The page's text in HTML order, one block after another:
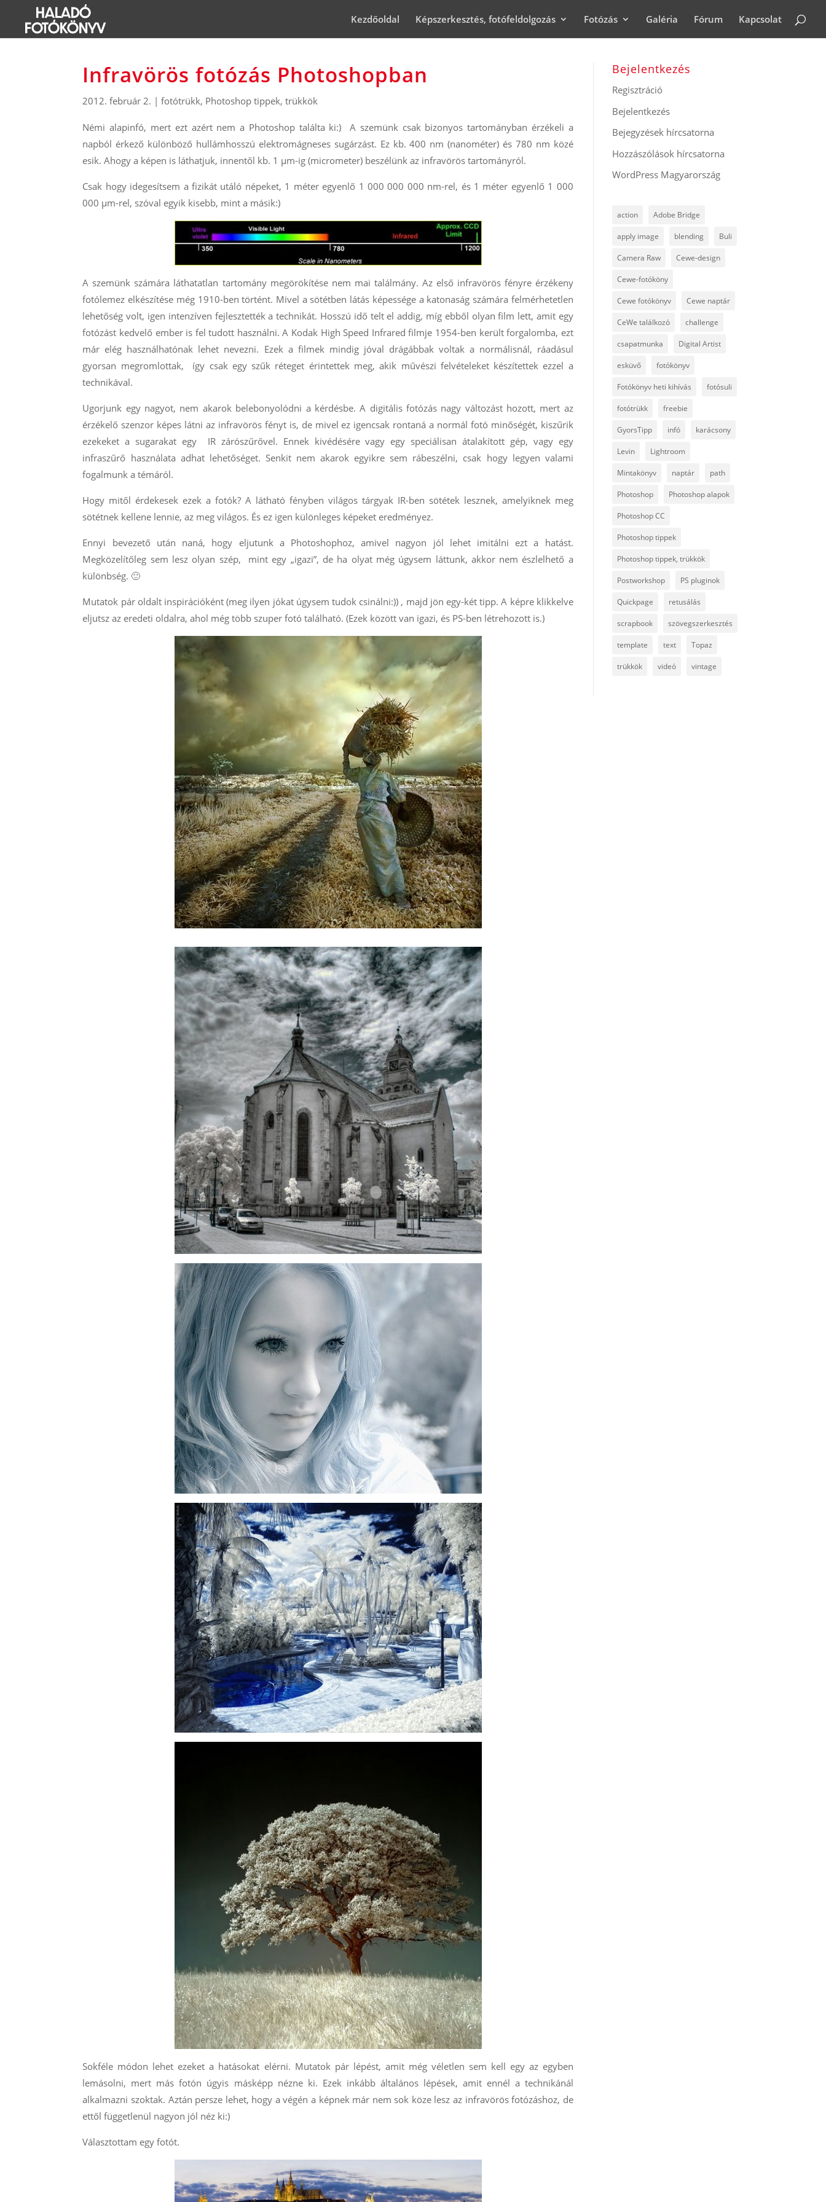
Kezdőoldal Képszerkesztés, fotófeldolgozás Fotózás Galéria Fórum Kapcsolat
Infravörös fotózás Photoshopban
2012. február 2. |fotótrükk, Photoshop tippek, trükkök
Némi alapinfó, mert ezt azért nem a Photoshop találta ki:) A szemünk csak bizonyos tartományban érzékeli a
napból érkező különböző hullámhosszú elektromágneses sugárzást. Ez kb. 400 nm (nanométer) és 780 nm közé
esik. Ahogy a képen is láthatjuk, innentől kb. 1 μm-ig (micrometer) beszélünk az infravörös tartományról.
Csak hogy idegesítsem a fizikát utáló népeket, 1 méter egyenlő 1 000 000 000 nm-rel, és 1 méter egyenlő 1 000
000 μm-rel, szóval egyik kisebb, mint a másik:)
A szemünk számára láthatatlan tartomány megörökítése nem mai találmány. Az első infravörös fényre érzékeny
fotólemez elkészítése még 1910-ben történt. Mivel a sötétben látás képessége a katonaság számára felmérhetetlen
lehetőség volt, igen intenzíven fejlesztették a technikát. Hosszú idő telt el addig, míg ebből olyan film lett, amit egy
fotózást kedvelő ember is fel tudott használni. A Kodak High Speed Infrared filmje 1954-ben került forgalomba, ezt
már elég használhatónak lehet nevezni. Ezek a filmek mindig jóval drágábbak voltak a normálisnál, ráadásul
gyorsan megromlottak, így csak egy szűk réteget érintettek meg, akik művészi felvételeket készítettek ezzel a
technikával.
Ugorjunk egy nagyot, nem akarok belebonyolódni a kérdésbe. A digitális fotózás nagy változást hozott, mert az
érzékelő szenzor képes látni az infravörös fényt is, de mivel ez igencsak rontaná a normál fotó minőségét, kiszűrik
ezekeket a sugarakat egy IR zárószűrővel. Ennek kivédésére vagy egy speciálisan átalakított gép, vagy egy
infraszűrő használata adhat lehetőséget. Senkit nem akarok egyikre sem rábeszélni, csak hogy legyen valami
fogalmunk a témáról.
Hogy mitől érdekesek ezek a fotók? A látható fényben világos tárgyak IR-ben sötétek lesznek, amelyiknek meg
sötétnek kellene lennie, az meg világos. És ez igen különleges képeket eredményez.
Ennyi bevezető után naná, hogy eljutunk a Photoshophoz, amivel nagyon jól lehet imitálni ezt a hatást.
Megközelítőleg sem lesz olyan szép, mint egy „igazi”, de ha olyat még úgysem láttunk, akkor nem észlelhető a
különbség. 🙂
Mutatok pár oldalt inspirációként (meg ilyen jókat úgysem tudok csinálni:)) , majd jön egy-két tipp. A képre klikkelve
eljutsz az eredeti oldalra, ahol még több szuper fotó található. (Ezek között van igazi, és PS-ben létrehozott is.)
Sokféle módon lehet ezeket a hatásokat elérni. Mutatok pár lépést, amit még véletlen sem kell egy az egyben
lemásolni, mert más fotón úgyis másképp nézne ki. Ezek inkább általános lépések, amit ennél a technikánál
alkalmazni szoktak. Aztán persze lehet, hogy a végén a képnek már nem sok köze lesz az infravörös fotózáshoz, de
ettől függetlenül nagyon jól néz ki:)
Választottam egy fotót.
Bejelentkezés
Regisztráció
Bejelentkezés
Bejegyzések hírcsatorna
Hozzászólások hírcsatorna
WordPress Magyarország
action Adobe Bridge
apply image blending Buli
Camera Raw Cewe-design
Cewe-fotóköny
Cewe fotókönyv Cewe naptár
CeWe találkozó challenge
csapatmunka Digital Artist
esküvő fotókönyv
Fotókönyv heti kihívás fotósuli
fotótrükk freebie
GyorsTipp infó karácsony
Levin Lightroom
Mintakönyv naptár path
Photoshop Photoshop alapok
Photoshop CC
Photoshop tippek
Photoshop tippek, trükkök
Postworkshop PS pluginok
Quickpage retusálás
scrapbook szövegszerkesztés
template text Topaz
trükkök videó vintage